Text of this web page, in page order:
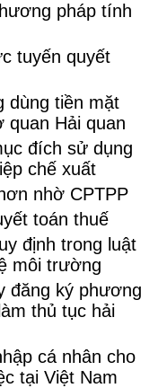
pháp tính
tuyến quyết
dùng tiền mặt
quan Hải quan
đích sử dụng
chế xuất
nhờ CPTPP
toán thuế
định trong luật
môi trường
đăng ký phương
thủ tục hải
cá nhân cho
tại Việt Nam